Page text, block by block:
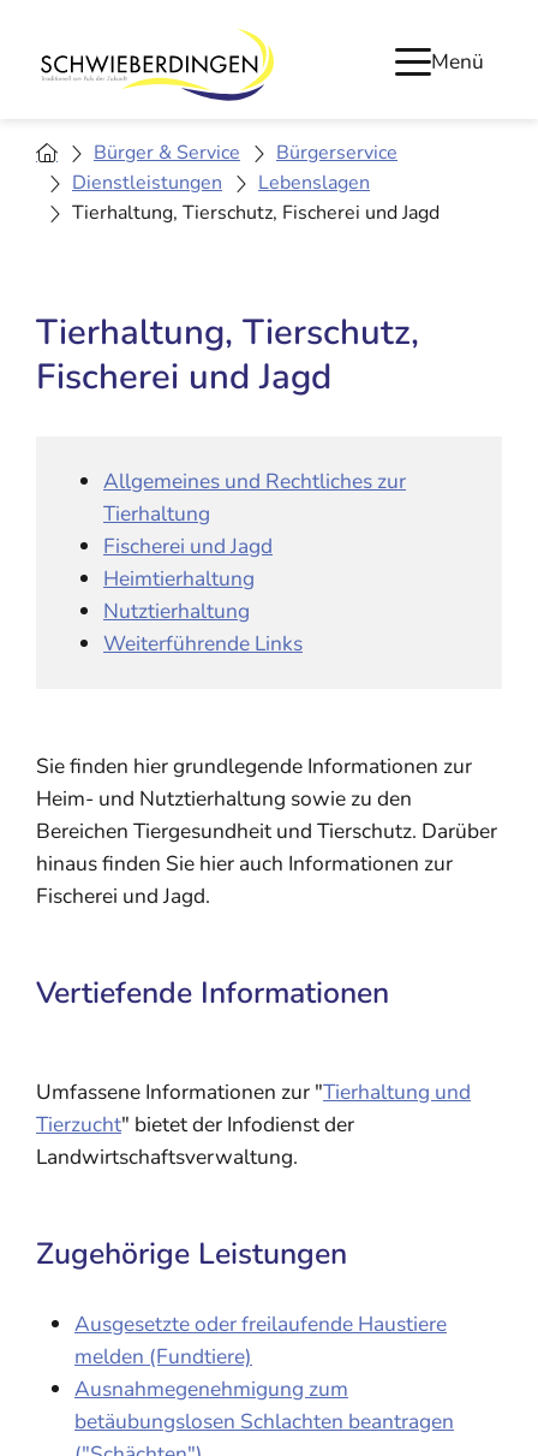
Menü
Bürger & Service
Bürgerservice
Dienstleistungen
Lebenslagen
Tierhaltung, Tierschutz, Fischerei und Jagd
Tierhaltung, Tierschutz,
Fischerei und Jagd
Allgemeines und Rechtliches zur
Tierhaltung
Fischerei und Jagd
Heimtierhaltung
Nutztierhaltung
Weiterführende Links
Sie finden hier grundlegende Informationen zur
Heim- und Nutztierhaltung sowie zu den
Bereichen Tiergesundheit und Tierschutz. Darüber
hinaus finden Sie hier auch Informationen zur
Fischerei und Jagd.
Vertiefende Informationen
Umfassene Informationen zur "Tierhaltung und
Tierzucht" bietet der Infodienst der
Landwirtschaftsverwaltung.
Zugehörige Leistungen
Ausgesetzte oder freilaufende Haustiere
melden (Fundtiere)
Ausnahmegenehmigung zum
betäubungslosen Schlachten beantragen